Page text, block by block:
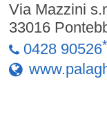
Via Mazzini
33016
0428 90526*